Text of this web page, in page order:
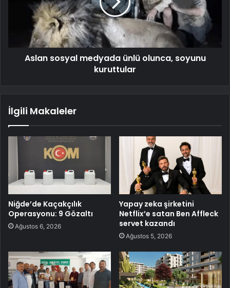
Aslan sosyal medyada ünlü olunca, soyunu
kuruttular
İlgili Makaleler
Niğde’de Kaçakçılık
Operasyonu: 9 Gözaltı
Ağustos 6, 2026
Yapay zeka şirketini
Netflix’e satan Ben Affleck
servet kazandı
Ağustos 5, 2026